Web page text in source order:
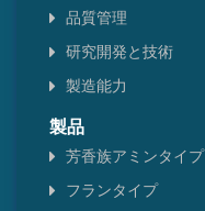
品質管理
研究開発と技術
製造能力
製品
芳香族アミンタイプ
フランタイプ